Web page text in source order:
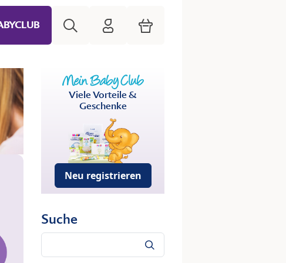
HiPP Mein Babyclub
Warenkorb
Viele Vorteile &
Geschenke
Neu registrieren
Suche